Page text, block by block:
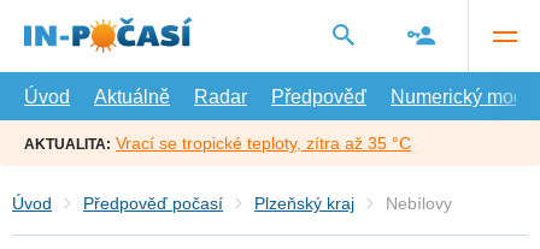
hlavní
Úvod
Aktuálně Radar Předpověď Numerický model
AKTUALITA: Vrací se tropické teploty, zítra až 35 °C
Úvod Předpověď počasí Plzeňský kraj Nebílovy